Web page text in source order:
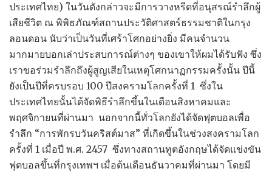
ประเทศไทย) ในวันดังกล่าวจะมีการวางหรีดที่อนุสรณ์รำลึกผู้
เสียชีวิต ณ พิพิธภัณฑ์สถานประวัติศาสตร์ธรรมชาติในกรุง
ลอนดอน นับว่าเป็นวันที่เศร้าโศกอย่างยิ่ง มีคนจำนวน
มากมายบอกเล่าประสบการณ์ต่างๆ ของเขาให้ผมได้รับฟัง ซึ่ง
เราขอร่วมรำลึกถึงผู้สูญเสียในเหตุโศกนาฏกรรมครั้งนั้น ปีนี้
ยังเป็นปีที่ครบรอบ 100 ปีสงครามโลกครั้งที่ 1 ซึ่งใน
ประเทศไทยนั้นได้จัดพิธีรำลึกขึ้นในเดือนสิงหาคมและ
พฤศจิกายนที่ผ่านมา นอกจากนี้ทั่วโลกยังได้จัดฟุตบอลเพื่อ
รำลึก “การพักรบวันคริสต์มาส” ที่เกิดขึ้นในช่วงสงครามโลก
ครั้งที่ 1 เมื่อปี พ.ศ. 2457 ซึ่งทางสถานทูตอังกฤษได้จัดแข่งขัน
ฟุตบอลขึ้นที่กรุงเทพฯ เมื่อต้นเดือนธันวาคมที่ผ่านมา โดยมี